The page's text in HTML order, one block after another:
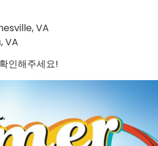
VA
VA
인해주세요!